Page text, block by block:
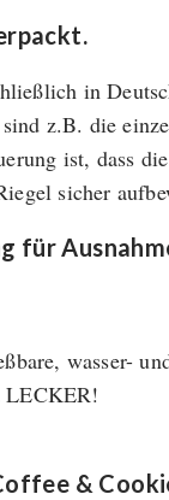
in
z.B. die
ist, dass
sicher
für
wasser-
LECKER!
&